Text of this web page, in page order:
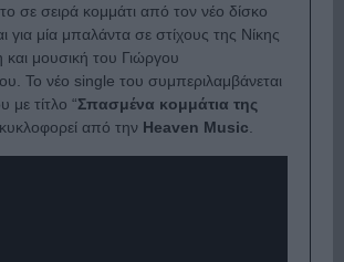
σε σειρά κομμάτι από τον νέο δίσκο
για μία μπαλάντα σε στίχους της Νίκης
μουσική του Γιώργου
Το νέο single του συμπεριλαμβάνεται
με τίτλο “Σπασμένα κομμάτια της
κυκλοφορεί από την Heaven Music